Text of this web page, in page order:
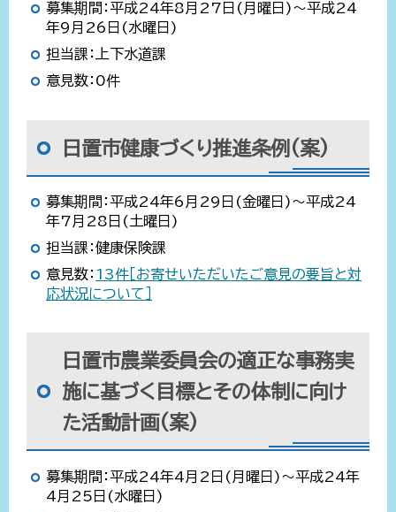
募集期間：平成24年8月27日(月曜日)～平成24
年9月26日(水曜日)
担当課：上下水道課
意見数：0件
日置市健康づくり推進条例(案)
募集期間：平成24年6月29日(金曜日)～平成24
年7月28日(土曜日)
担当課：健康保険課
意見数： 13件［お寄せいただいたご意見の要旨と対
応状況について］
日置市農業委員会の適正な事務実
施に基づく目標とその体制に向け
た活動計画(案)
募集期間：平成24年4月2日(月曜日)～平成24年
4月25日(水曜日)